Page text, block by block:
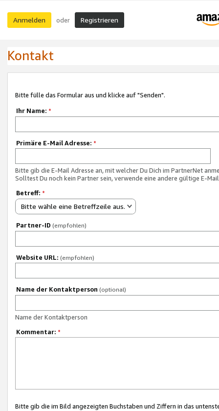
Anmelden oder Registrieren
Kontakt
Bitte fülle das Formular aus und klicke auf "Senden".
Ihr Name: *
Primäre E-Mail Adresse: *
Bitte gib die E-Mail Adresse an, mit welcher Du Dich im PartnerNet
Solltest Du noch kein Partner sein, verwende eine andere gültige E-
Betreff: *
Bitte wähle eine Betreffzeile aus.
Partner-ID (empfohlen)
Website URL: (empfohlen)
Name der Kontaktperson (optional)
Name der Kontaktperson
Kommentar: *
Bitte gib die im Bild angezeigten Buchstaben und Ziffern in das